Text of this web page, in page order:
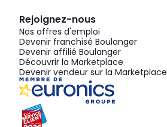
Rejoignez-nous
Nos offres d'emploi
Devenir franchisé Boulanger
Devenir affilié Boulanger
Découvrir la Marketplace
Devenir vendeur sur la Marketplace